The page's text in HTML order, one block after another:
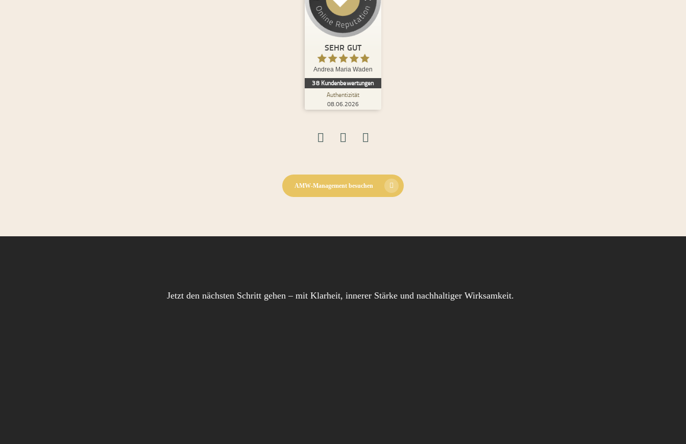
SEHR GUT
Andrea Maria Waden
38 Kundenbewertungen
Authentizität
08.06.2026
100
%
Empfehlungen auf
SEHR GUT
Bewertungen auf
ProvenExpert.com
Bewertungen von
anderen Quellen
Blick aufs ProvenExpert-Profil werfen
AMW-Management besuchen
Jetzt den nächsten Schritt gehen – mit Klarheit, innerer Stärke und nachhaltiger Wirksamkeit.